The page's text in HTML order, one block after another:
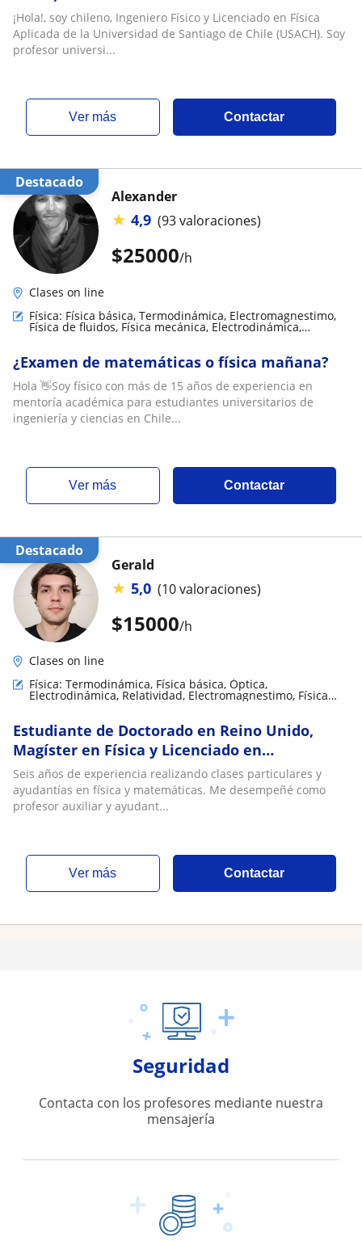
¡Hola!, soy chileno, Ingeniero Físico y Licenciado en Física
Aplicada de la Universidad de Santiago de Chile (USACH). Soy
profesor universi...
ver más Contactar
Destacado
$25000/h
Alexander
★ 4,9 (93 valoraciones)
Clases on line
Física: Física básica, Termodinámica, Electromagnestimo,
Física de fluidos, Física mecánica, Electrodinámica,
¿Examen de matemáticas o física mañana?
Hola 👋Soy físico con más de 15 años de experiencia en
mentoría académica para estudiantes universitarios de
ingeniería y ciencias en Chile...
ver más Contactar
Destacado
$15000/h
Gerald
★ 5,0 (10 valoraciones)
Clases on line
Física: Termodinámica, Física básica, Óptica,
Electrodinámica, Relatividad, Electromagnestimo, Física
Nuclear y de partículas, Física mecánica
Estudiante de Doctorado en Reino Unido,
Magíster en Física y Licenciado en
Astronomía de la Universidad de Chile realiza
clases particulares de Física y Matemática
para enseñanza básica, media y universitaria
Seis años de experiencia realizando clases particulares y
ayudantías en física y matemáticas. Me desempeñé como
profesor auxiliar y ayudant...
ver más Contactar
Seguridad
Contacta con los profesores mediante nuestra
mensajería